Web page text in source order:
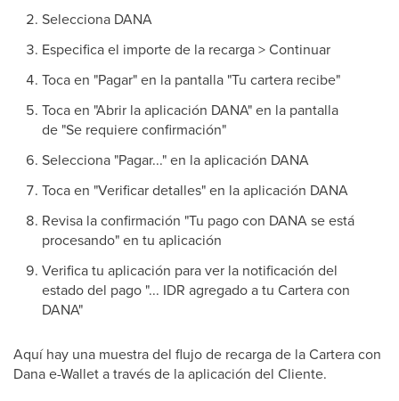
Selecciona DANA
Especifica el importe de la recarga > Continuar
Toca en "Pagar" en la pantalla "Tu cartera recibe"
Toca en "Abrir la aplicación DANA" en la pantalla
de "Se requiere confirmación"
Selecciona "Pagar..." en la aplicación DANA
Toca en "Verificar detalles" en la aplicación DANA
Revisa la confirmación "Tu pago con DANA se está
procesando" en tu aplicación
Verifica tu aplicación para ver la notificación del
estado del pago "... IDR agregado a tu Cartera con
DANA"
Aquí hay una muestra del flujo de recarga de la Cartera con
Dana e-Wallet a través de la aplicación del Cliente.